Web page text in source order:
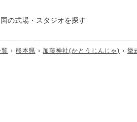
の式場・スタジオを探す
覧 熊本県 加藤神社(かとうじんじゃ) 挙